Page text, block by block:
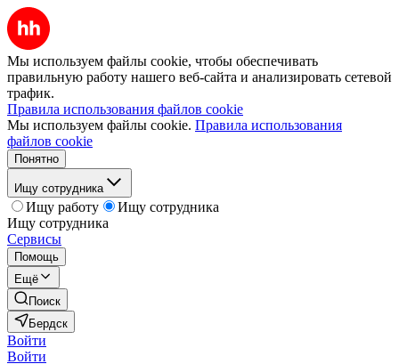
Мы используем файлы cookie, чтобы обеспечивать
правильную работу нашего веб-сайта и анализировать сетевой
трафик.
Правила использования файлов cookie
Мы используем файлы cookie. Правила использования
файлов cookie
Понятно
Ищу сотрудника
Ищу работу
Ищу сотрудника
Ищу сотрудника
Сервисы
Помощь
Ещё
Поиск
Бердск
Войти
Войти